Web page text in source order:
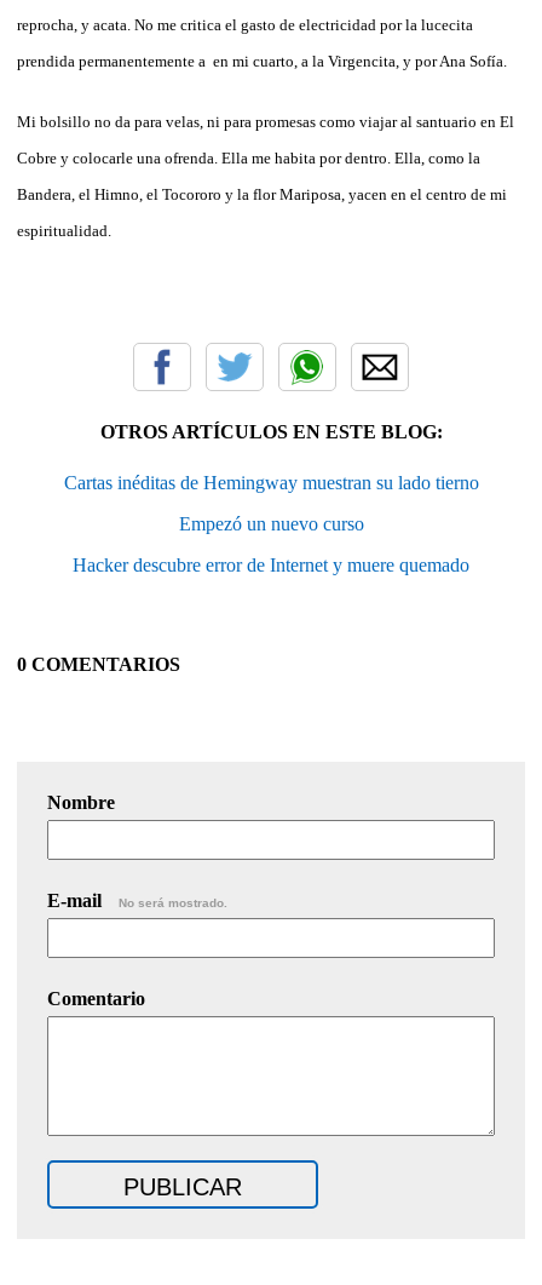
reprocha, y acata. No me critica el gasto de electricidad por la lucecita
prendida permanentemente a en mi cuarto, a la Virgencita, y por Ana Sofía.
Mi bolsillo no da para velas, ni para promesas como viajar al santuario en El
Cobre y colocarle una ofrenda. Ella me habita por dentro. Ella, como la
Bandera, el Himno, el Tocororo y la flor Mariposa, yacen en el centro de mi
espiritualidad.
OTROS ARTÍCULOS EN ESTE BLOG:
Cartas inéditas de Hemingway muestran su lado tierno
Empezó un nuevo curso
Hacker descubre error de Internet y muere quemado
0 COMENTARIOS
Nombre
E-mail No será mostrado.
Comentario